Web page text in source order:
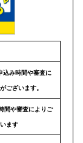
込み時間や審査に
ございます。
間や審査によりご
ます